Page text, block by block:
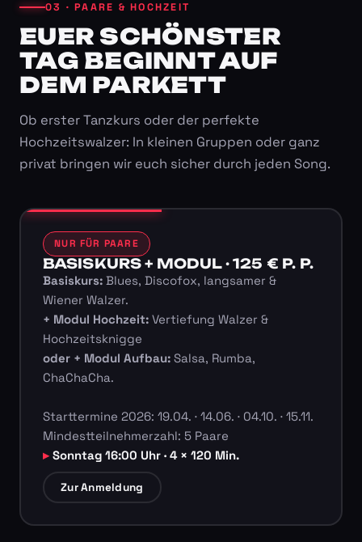
03 · PAARE & HOCHZEIT
EUER SCHÖNSTER
TAG BEGINNT AUF
DEM PARKETT
Ob erster Tanzkurs oder der perfekte
Hochzeitswalzer: In kleinen Gruppen oder ganz
privat bringen wir euch sicher durch jeden Song.
NUR FÜR PAARE
BASISKURS + MODUL · 125 € P. P.
Basiskurs:Blues, Discofox, langsamer &
Wiener Walzer.
+ Modul Hochzeit:Vertiefung Walzer &
Hochzeitsknigge
oder + Modul Aufbau:Salsa, Rumba,
ChaChaCha.
Starttermine 2026: 19.04. · 14.06. · 04.10. · 15.11.
Mindestteilnehmerzahl: 5 Paare
Sonntag 16:00 Uhr · 4 × 120 Min.
Zur Anmeldung